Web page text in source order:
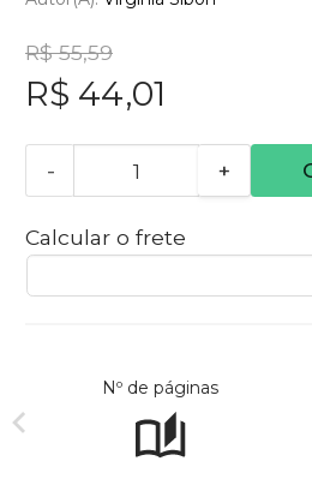
R$ 55,59
R$ 44,01
- +
Calcular o frete
Nº de páginas